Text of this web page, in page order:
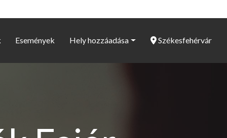
Események Hely hozzáadása Székesfehérvár